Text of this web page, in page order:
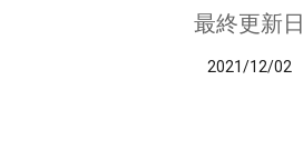
最終更新日
2021/12/02